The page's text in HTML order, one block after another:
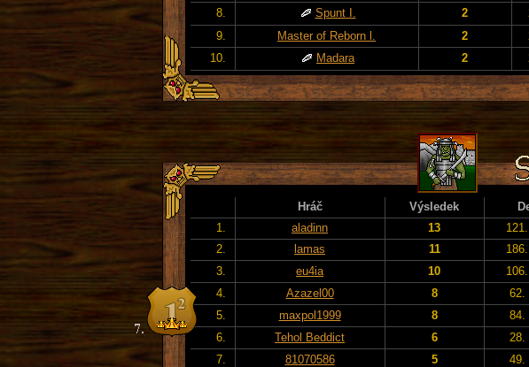
8.
Spunt I. 2
9.
Master of Reborn l. 2
10.
Madara 2
Hráč Výsledek
1.
aladinn 13
2.
lamas 11
3.
eu4ia 10
4.
Azazel00 8 62.
5.
maxpol1999 8 84.
6.
Tehol Beddict 6 28.
7.
81070586 5 49.